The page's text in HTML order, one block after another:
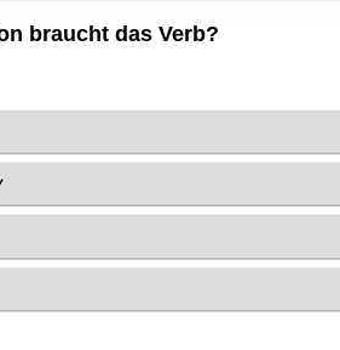
braucht das Verb?